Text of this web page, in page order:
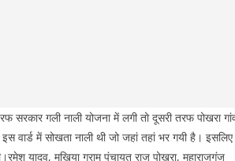
सरकार गली नाली योजना में लगी तो दूसरी तरफ पोखरा
वार्ड में सोखता नाली थी जो जहां तहां भर गयी है।
यादव, मुखिया ग्राम पंचायत राज पोखरा, महाराजगंज